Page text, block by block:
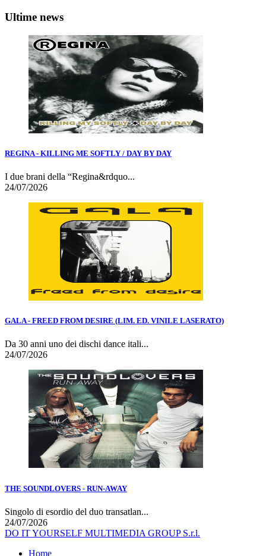
Ultime news
REGINA - KILLING ME SOFTLY / DAY BY DAY
I due brani della “Regina&rdquo...
24/07/2026
GALA - FREED FROM DESIRE (LIM. ED. VINILE LASERATO)
Da 30 anni uno dei dischi dance itali...
24/07/2026
THE SOUNDLOVERS - RUN-AWAY
Singolo di esordio del duo transatlan...
24/07/2026
DO IT YOURSELF MULTIMEDIA GROUP S.r.l.
Home